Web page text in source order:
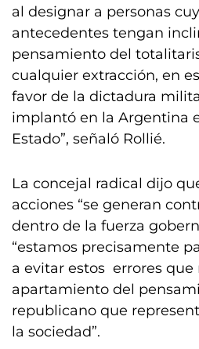
al designar a personas
antecedentes tengan
pensamiento del
cualquier extracción, en
favor de la dictadura
implantó en la Argentina
Estado”, señaló Rollié.
La concejal radical dijo
acciones “se generan
dentro de la fuerza
“estamos precisamente
a evitar estos errores que
apartamiento del
republicano que
la sociedad”.